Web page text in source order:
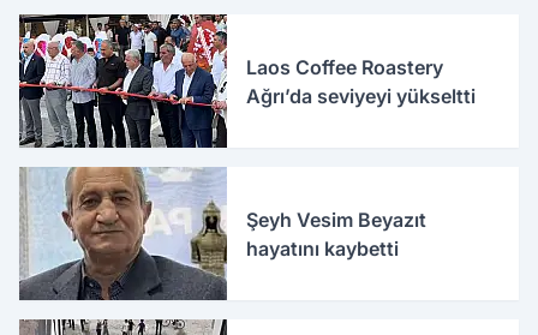
Laos Coffee Roastery
Ağrı’da seviyeyi yükseltti
Şeyh Vesim Beyazıt
hayatını kaybetti